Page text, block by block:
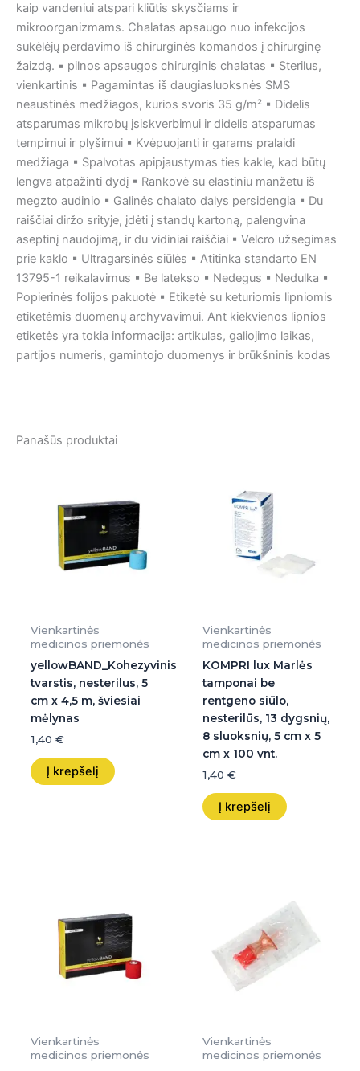
kaip vandeniui atspari kliūtis skysčiams ir
mikroorganizmams. Chalatas apsaugo nuo infekcijos
sukėlėjų perdavimo iš chirurginės komandos į chirurginę
žaizdą. ▪ pilnos apsaugos chirurginis chalatas ▪ Sterilus,
vienkartinis ▪ Pagamintas iš daugiasluoksnės SMS
neaustinės medžiagos, kurios svoris 35 g/m² ▪ Didelis
atsparumas mikrobų įsiskverbimui ir didelis atsparumas
tempimui ir plyšimui ▪ Kvėpuojanti ir garams pralaidi
medžiaga ▪ Spalvotas apipjaustymas ties kakle, kad būtų
lengva atpažinti dydį ▪ Rankovė su elastiniu manžetu iš
megzto audinio ▪ Galinės chalato dalys persidengia ▪ Du
raiščiai diržo srityje, įdėti į standų kartoną, palengvina
aseptinį naudojimą, ir du vidiniai raiščiai ▪ Velcro užsegimas
prie kaklo ▪ Ultragarsinės siūlės ▪ Atitinka standarto EN
13795-1 reikalavimus ▪ Be latekso ▪ Nedegus ▪ Nedulka ▪
Popierinės folijos pakuotė ▪ Etiketė su keturiomis lipniomis
etiketėmis duomenų archyvavimui. Ant kiekvienos lipnios
etiketės yra tokia informacija: artikulas, galiojimo laikas,
partijos numeris, gamintojo duomenys ir brūkšninis kodas
Panašūs produktai
Vienkartinės
medicinos priemonės
yellowBAND_Kohezyvinis
tvarstis, nesterilus, 5
cm x 4,5 m, šviesiai
mėlynas
1,40 €
Į krepšelį
Vienkartinės
medicinos priemonės
KOMPRI lux Marlės
tamponai be
rentgeno siūlo,
nesterilūs, 13 dygsnių,
8 sluoksnių, 5 cm x 5
cm x 100 vnt.
1,40 €
Į krepšelį
Vienkartinės
medicinos priemonės
Vienkartinės
medicinos priemonės